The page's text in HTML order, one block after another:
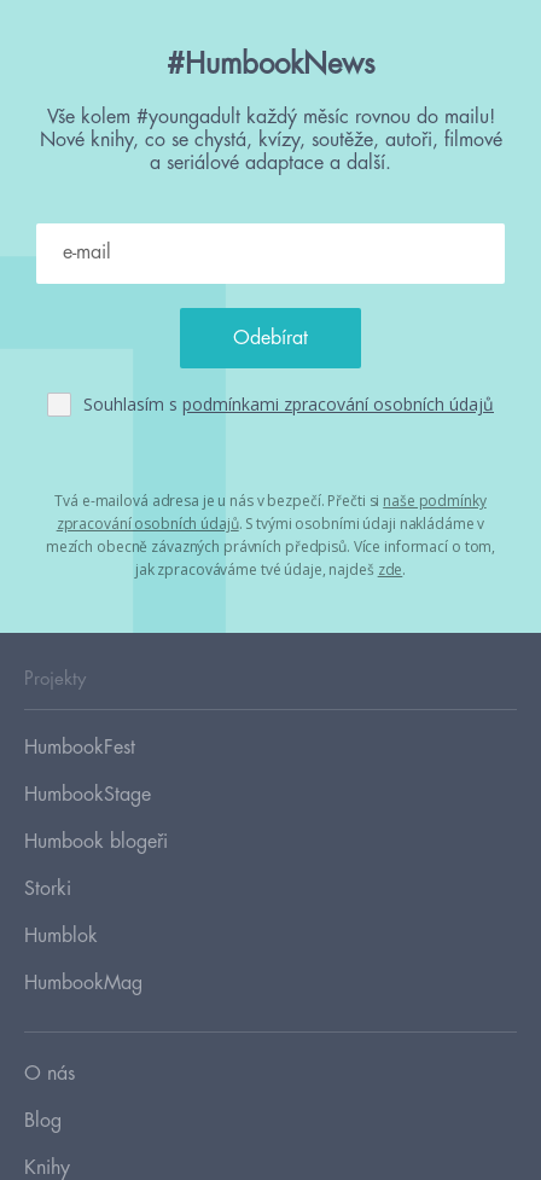
#HumbookNews
Vše kolem #youngadult každý měsíc rovnou do mailu!
Nové knihy, co se chystá, kvízy, soutěže, autoři, filmové
a seriálové adaptace a další.
Souhlasím s podmínkami zpracování osobních údajů
Tvá e-mailová adresa je u nás v bezpečí. Přečti si naše podmínky
zpracování osobních údajů. S tvými osobními údaji nakládáme v
mezích obecně závazných právních předpisů. Více informací o tom,
jak zpracováváme tvé údaje, najdeš zde.
Projekty
HumbookFest
HumbookStage
Humbook blogeři
Storki
Humblok
HumbookMag
O nás
Blog
Knihy